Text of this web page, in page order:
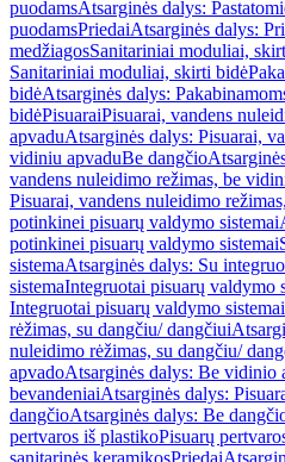
puodamsAtsarginės dalys:
puodamsPriedaiAtsarginės dalys:
medžiagosSanitariniai moduliai,
Sanitariniai moduliai, skirti bidė
bidėAtsarginės dalys:
bidėPisuaraiPisuarai, vandens
apvaduAtsarginės dalys: Pisuarai,
vidiniu apvaduBe dangčio
vandens nuleidimo režimas, be
Pisuarai, vandens nuleidimo
potinkinei pisuarų valdymo sistemai
potinkinei pisuarų valdymo sistemai
sistemaAtsarginės dalys: Su
sistemaIntegruotai pisuarų valdymo
Integruotai pisuarų valdymo sistemai
rėžimas, su dangčiu/ dangčiui
nuleidimo rėžimas, su dangčiu/
apvadoAtsarginės dalys: Be vidinio
bevandeniaiAtsarginės dalys:
dangčioAtsarginės dalys: Be
pertvaros iš plastikoPisuarų
sanitarinės keramikosPriedai